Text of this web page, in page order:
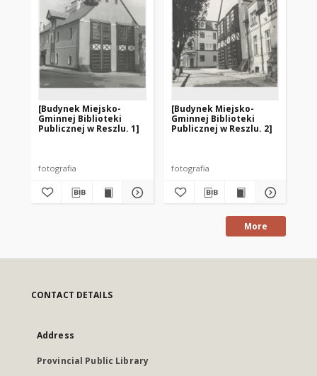
[Budynek Miejsko-
Gminnej Biblioteki
Publicznej w Reszlu. 1]
fotografia
[Budynek Miejsko-
Gminnej Biblioteki
Publicznej w Reszlu. 2]
fotografia
More
CONTACT DETAILS
Address
Provincial Public Library